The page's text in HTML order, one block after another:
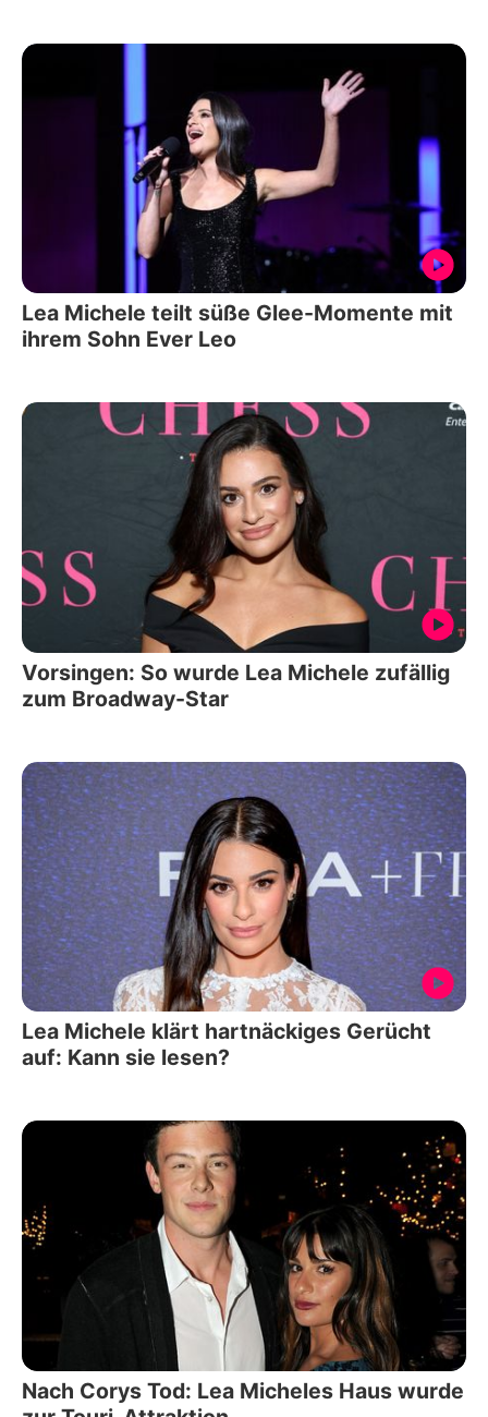
Lea Michele teilt süße Glee-Momente mit
ihrem Sohn Ever Leo
Vorsingen: So wurde Lea Michele zufällig
zum Broadway-Star
Lea Michele klärt hartnäckiges Gerücht
auf: Kann sie lesen?
Nach Corys Tod: Lea Micheles Haus wurde